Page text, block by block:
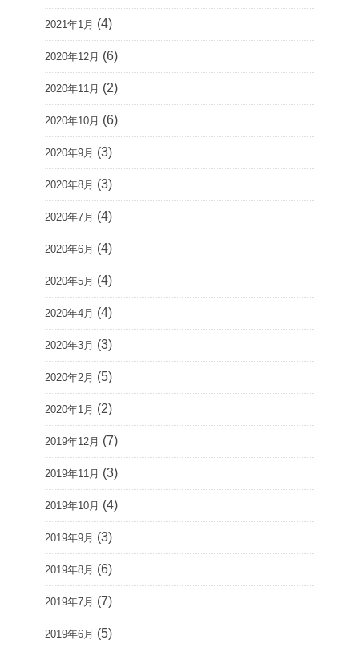
2021年1月 (4)
2020年12月 (6)
2020年11月 (2)
2020年10月 (6)
2020年9月 (3)
2020年8月 (3)
2020年7月 (4)
2020年6月 (4)
2020年5月 (4)
2020年4月 (4)
2020年3月 (3)
2020年2月 (5)
2020年1月 (2)
2019年12月 (7)
2019年11月 (3)
2019年10月 (4)
2019年9月 (3)
2019年8月 (6)
2019年7月 (7)
2019年6月 (5)